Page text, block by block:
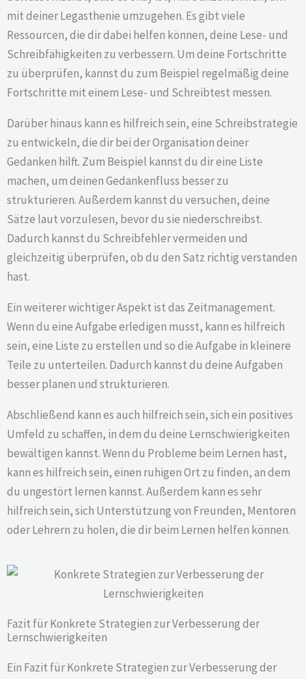
mit deiner Legasthenie umzugehen. Es gibt viele
Ressourcen, die dir dabei helfen können, deine Lese- und
Schreibfähigkeiten zu verbessern. Um deine Fortschritte
zu überprüfen, kannst du zum Beispiel regelmäßig deine
Fortschritte mit einem Lese- und Schreibtest messen.
Darüber hinaus kann es hilfreich sein, eine Schreibstrategie
zu entwickeln, die dir bei der Organisation deiner
Gedanken hilft. Zum Beispiel kannst du dir eine Liste
machen, um deinen Gedankenfluss besser zu
strukturieren. Außerdem kannst du versuchen, deine
Sätze laut vorzulesen, bevor du sie niederschreibst.
Dadurch kannst du Schreibfehler vermeiden und
gleichzeitig überprüfen, ob du den Satz richtig verstanden
hast.
Ein weiterer wichtiger Aspekt ist das Zeitmanagement.
Wenn du eine Aufgabe erledigen musst, kann es hilfreich
sein, eine Liste zu erstellen und so die Aufgabe in kleinere
Teile zu unterteilen. Dadurch kannst du deine Aufgaben
besser planen und strukturieren.
Abschließend kann es auch hilfreich sein, sich ein positives
Umfeld zu schaffen, in dem du deine Lernschwierigkeiten
bewältigen kannst. Wenn du Probleme beim Lernen hast,
kann es hilfreich sein, einen ruhigen Ort zu finden, an dem
du ungestört lernen kannst. Außerdem kann es sehr
hilfreich sein, sich Unterstützung von Freunden, Mentoren
oder Lehrern zu holen, die dir beim Lernen helfen können.
Fazit für Konkrete Strategien zur Verbesserung der
Lernschwierigkeiten
Ein Fazit für Konkrete Strategien zur Verbesserung der